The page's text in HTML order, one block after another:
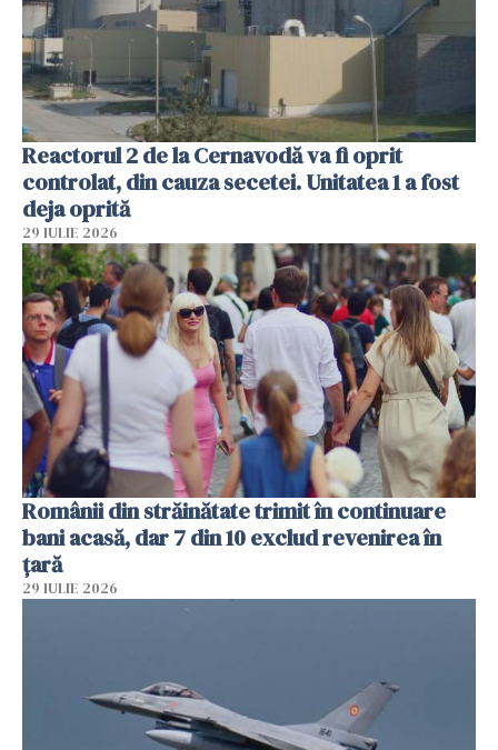
Reactorul 2 de la Cernavodă va fi oprit
controlat, din cauza secetei. Unitatea 1 a fost
deja oprită
29 IULIE 2026
Românii din străinătate trimit în continuare
bani acasă, dar 7 din 10 exclud revenirea în
țară
29 IULIE 2026